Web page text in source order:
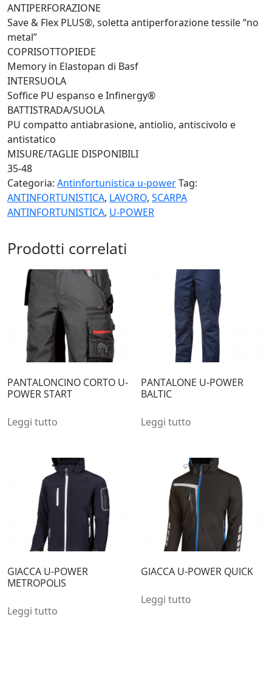
ANTIPERFORAZIONE
Save & Flex PLUS®, soletta antiperforazione tessile “no
metal”
COPRISOTTOPIEDE
Memory in Elastopan di Basf
INTERSUOLA
Soffice PU espanso e Infinergy®
BATTISTRADA/SUOLA
PU compatto antiabrasione, antiolio, antiscivolo e
antistatico
MISURE/TAGLIE DISPONIBILI
35-48
Categoria: Antinfortunistica u-powerTag:
ANTINFORTUNISTICA, LAVORO, SCARPA
ANTINFORTUNISTICA, U-POWER
Prodotti correlati
PANTALONCINO CORTO U-
POWER START
Leggi tutto
PANTALONE U-POWER
BALTIC
Leggi tutto
GIACCA U-POWER
METROPOLIS
Leggi tutto
GIACCA U-POWER QUICK
Leggi tutto